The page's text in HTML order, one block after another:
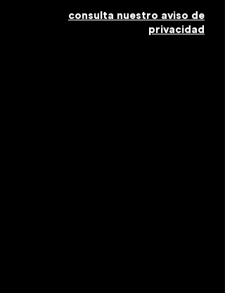
consulta nuestro aviso de
privacidad